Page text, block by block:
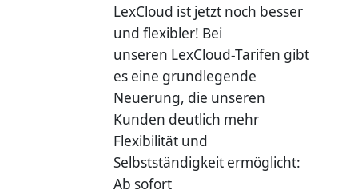
LexCloud ist jetzt noch besser
und flexibler! Bei
unseren LexCloud-Tarifen gibt
es eine grundlegende
Neuerung, die unseren
Kunden deutlich mehr
Flexibilität und
Selbstständigkeit ermöglicht:
Ab sofort